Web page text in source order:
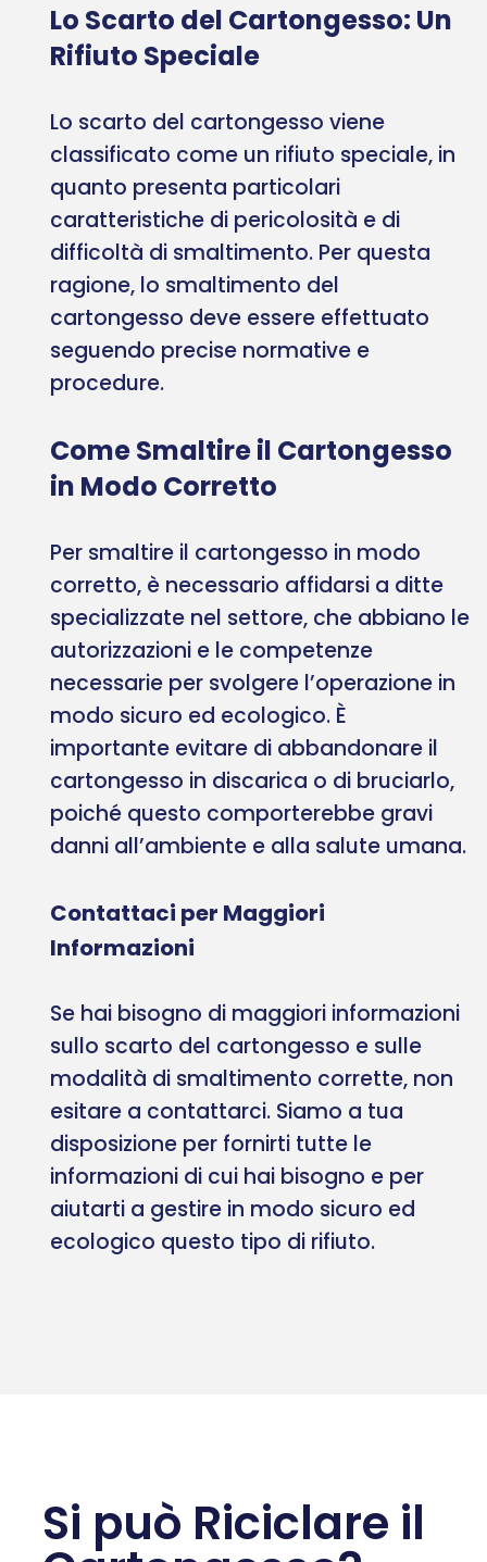
Lo Scarto del Cartongesso: Un
Rifiuto Speciale
Lo scarto del cartongesso viene
classificato come un rifiuto speciale, in
quanto presenta particolari
caratteristiche di pericolosità e di
difficoltà di smaltimento. Per questa
ragione, lo smaltimento del
cartongesso deve essere effettuato
seguendo precise normative e
procedure.
Come Smaltire il Cartongesso
in Modo Corretto
Per smaltire il cartongesso in modo
corretto, è necessario affidarsi a ditte
specializzate nel settore, che abbiano le
autorizzazioni e le competenze
necessarie per svolgere l’operazione in
modo sicuro ed ecologico. È
importante evitare di abbandonare il
cartongesso in discarica o di bruciarlo,
poiché questo comporterebbe gravi
danni all’ambiente e alla salute umana.
Contattaci per Maggiori
Informazioni
Se hai bisogno di maggiori informazioni
sullo scarto del cartongesso e sulle
modalità di smaltimento corrette, non
esitare a contattarci. Siamo a tua
disposizione per fornirti tutte le
informazioni di cui hai bisogno e per
aiutarti a gestire in modo sicuro ed
ecologico questo tipo di rifiuto.
Si può Riciclare il